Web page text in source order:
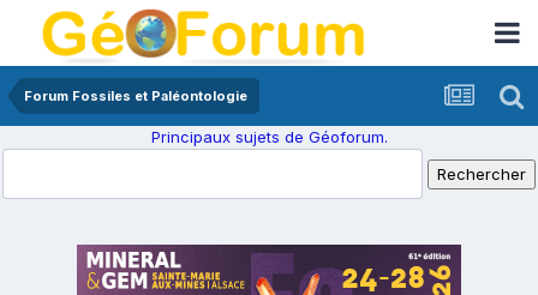
Forum Fossiles et Paléontologie
Principaux sujets de Géoforum.